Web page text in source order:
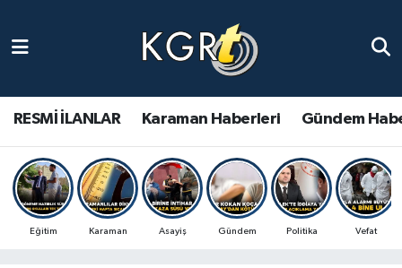
RESMİ İLANLAR Karaman Haberleri Gündem
Eğitim Karaman Asayiş Gündem Politika Vefat
Gündem Haberleri
Güncel Haberler
Spor Haberleri